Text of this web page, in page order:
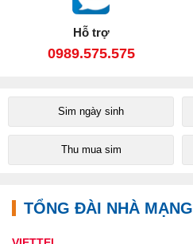
Hỗ trợ
0989.575.575
Sim ngày sinh
Thu mua sim
TỔNG ĐÀI NHÀ MẠNG